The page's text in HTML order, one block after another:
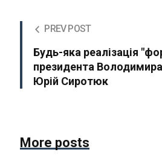
PREV POST
Будь-яка реалізація
президента
Юрій Сиротюк
More posts